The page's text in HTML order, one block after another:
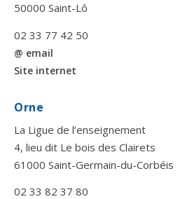
50000 Saint-Lô
02 33 77 42 50
@ email
Site internet
Orne
La Ligue de l’enseignement
4, lieu dit Le bois des Clairets
61000 Saint-Germain-du-Corbéis
02 33 82 37 80